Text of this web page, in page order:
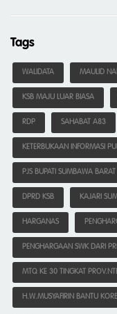
Tags
WALIDATA MAULID
KSB MAJU LUAR BIASA
RDP SAHABAT A83
KETERBUKAAN INFORMASI
PJS BUPATI SUMBAWA BARAT
DPRD KSB KAJARI
HARGANAS
PENGHARGAAN SWK DARI
MTQ KE 30 TINGKAT
H.W.MUSYAFIRIN BANTU